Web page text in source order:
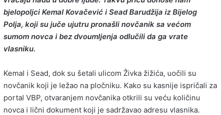
bjelopoljci Kemal Kovačević i Sead Barudžija iz Bijelog
Polja, koji su juče ujutru pronašli novčanik sa većom
sumom novca i bez dvoumljenja odlučili da ga vrate
vlasniku.
Kemal i Sead, dok su šetali ulicom Živka žižića, uočili su
novčanik koji je ležao na pločniku. Kako su kasnije ispričali za
portal VBP, otvaranjem novčanika otkrili su veću količinu
novca i lični dokument koji je sadržavao adresu vlasnika.